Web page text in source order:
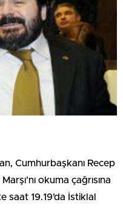
Cumhurbaşkanı Recep
okuma çağrısına
19.19’da İstiklal